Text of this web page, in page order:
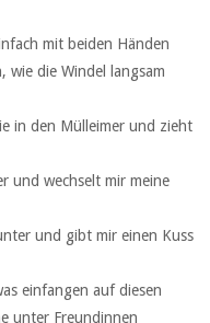
mit beiden Händen
die Windel langsam
in den Mülleimer und zieht
und wechselt mir meine
und gibt mir einen Kuss
einfangen auf diesen
unter Freundinnen